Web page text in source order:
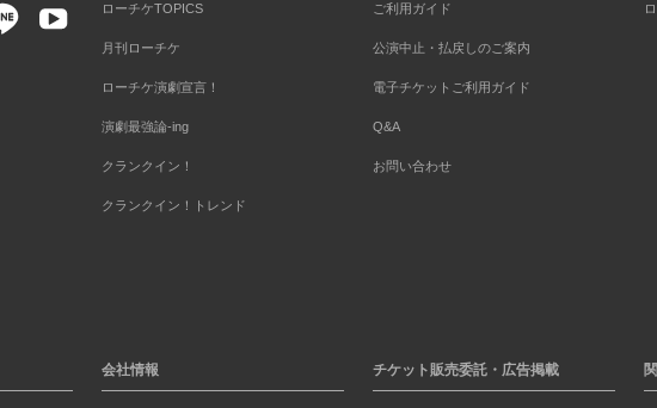
ローチケTOPICS
月刊ローチケ
ローチケ演劇宣言！
演劇最強論-ing
クランクイン！
クランクイン！トレンド
ご利用ガイド
公演中止・払戻しのご案内
電子チケットご利用ガイド
Q&A
お問い合わせ
会社情報 チケット販売委託・広告掲載